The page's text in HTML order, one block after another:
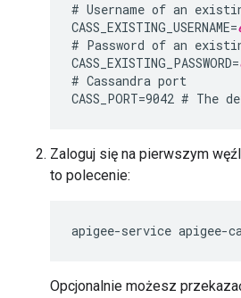
# Username of an
CASS_EXISTING_USERNAME=
# Password of an
CASS_EXISTING_PASSWORD=
# Cassandra port
CASS_PORT=9042 #
Zaloguj się na pierwszym
to polecenie:
apigee-service apigee-
Opcjonalnie możesz